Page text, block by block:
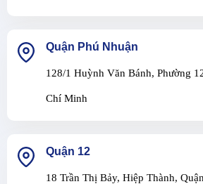
Quận Phú Nhuận
128/1 Huỳnh Văn Bánh, Phường
Chí Minh
Quận 12
18 Trần Thị Bảy, Hiệp Thành,